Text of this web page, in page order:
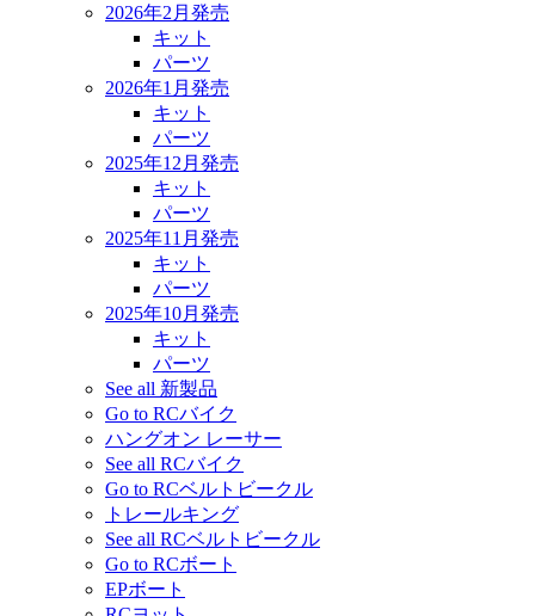
2026年2月発売
キット
パーツ
2026年1月発売
キット
パーツ
2025年12月発売
キット
パーツ
2025年11月発売
キット
パーツ
2025年10月発売
キット
パーツ
See all 新製品
Go to RCバイク
ハングオン レーサー
See all RCバイク
Go to RCベルトビークル
トレールキング
See all RCベルトビークル
Go to RCボート
EPボート